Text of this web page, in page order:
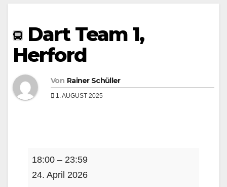
Dart Team 1,
Herford
Von Rainer Schüller
1. AUGUST 2025
Dart
Team
18:00 – 23:59
24. April 2026